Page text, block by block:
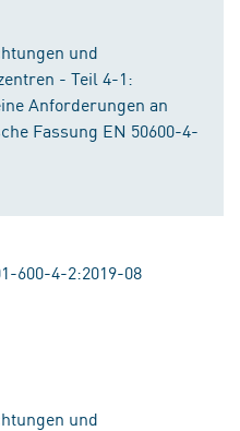
und
- Teil 4-1:
Anforderungen an
Fassung EN 50600-4-
600-4-2:2019-08
und